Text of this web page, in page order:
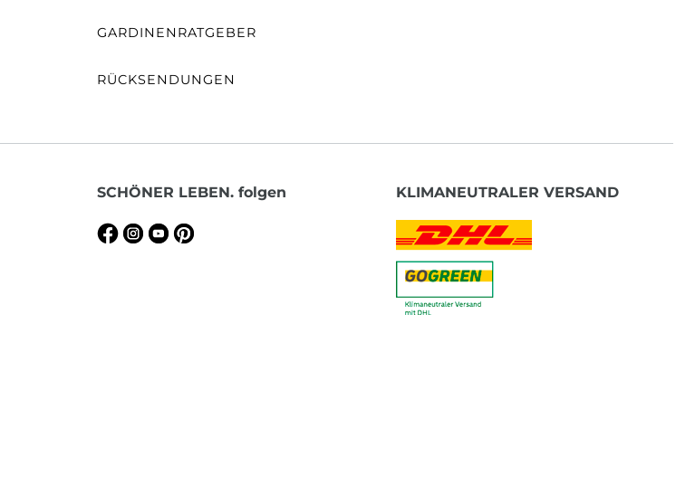
GARDINENRATGEBER
RÜCKSENDUNGEN
SCHÖNER LEBEN. folgen KLIMANEUTRALER VERSAND